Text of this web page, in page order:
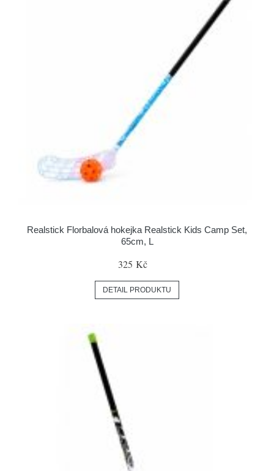
Realstick Florbalová hokejka Realstick Kids Camp Set,
65cm, L
325 Kč
DETAIL PRODUKTU